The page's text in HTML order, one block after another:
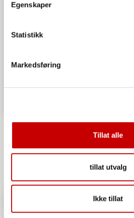
Egenskaper
Statistikk
Markedsføring
Tillat alle
tillat utvalg
Ikke tillat
Speltrundstykker